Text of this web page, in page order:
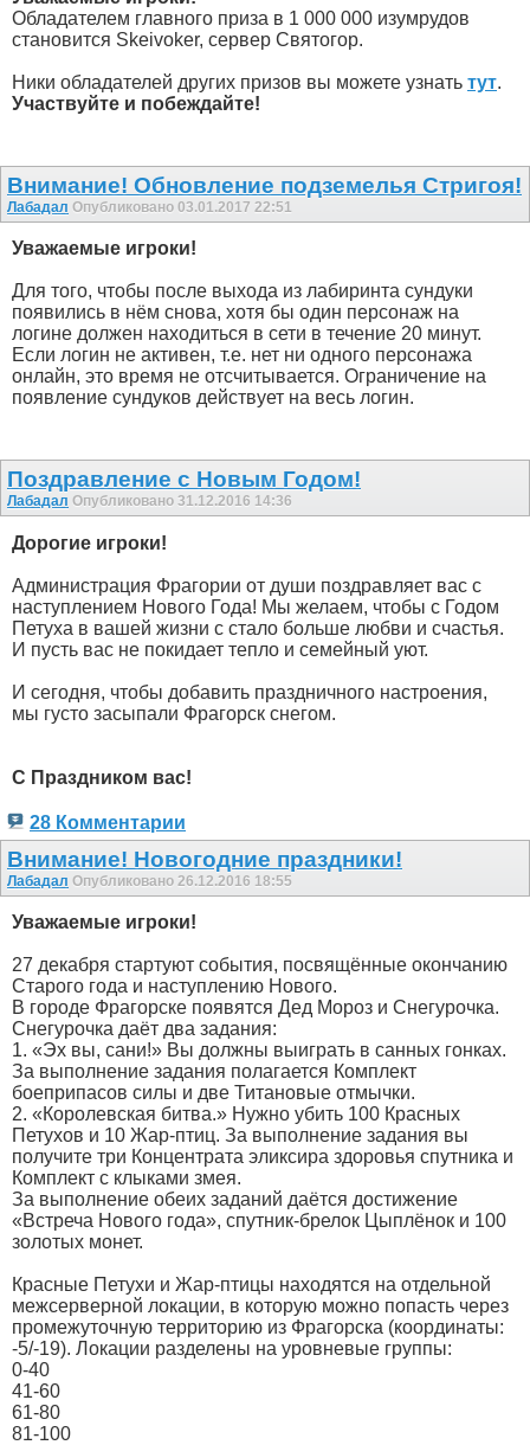
Обладателем главного приза в 1 000 000 изумрудов
становится Skeivoker, сервер Святогор.
Ники обладателей других призов вы можете узнать тут.
Участвуйте и побеждайте!
Внимание! Обновление подземелья Стригоя!
Лабадал Опубликовано 03.01.2017 22:51
Уважаемые игроки!
Для того, чтобы после выхода из лабиринта сундуки
появились в нём снова, хотя бы один персонаж на
логине должен находиться в сети в течение 20 минут.
Если логин не активен, т.е. нет ни одного персонажа
онлайн, это время не отсчитывается. Ограничение на
появление сундуков действует на весь логин.
Поздравление с Новым Годом!
Лабадал Опубликовано 31.12.2016 14:36
Дорогие игроки!
Администрация Фрагории от души поздравляет вас с
наступлением Нового Года! Мы желаем, чтобы с Годом
Петуха в вашей жизни с стало больше любви и счастья.
И пусть вас не покидает тепло и семейный уют.
И сегодня, чтобы добавить праздничного настроения,
мы густо засыпали Фрагорск снегом.
С Праздником вас!
28 Комментарии
Внимание! Новогодние праздники!
Лабадал Опубликовано 26.12.2016 18:55
Уважаемые игроки!
27 декабря стартуют события, посвящённые окончанию
Старого года и наступлению Нового.
В городе Фрагорске появятся Дед Мороз и Снегурочка.
Снегурочка даёт два задания:
1. «Эх вы, сани!» Вы должны выиграть в санных гонках.
За выполнение задания полагается Комплект
боеприпасов силы и две Титановые отмычки.
2. «Королевская битва.» Нужно убить 100 Красных
Петухов и 10 Жар-птиц. За выполнение задания вы
получите три Концентрата эликсира здоровья спутника и
Комплект с клыками змея.
За выполнение обеих заданий даётся достижение
«Встреча Нового года», спутник-брелок Цыплёнок и 100
золотых монет.
Красные Петухи и Жар-птицы находятся на отдельной
межсерверной локации, в которую можно попасть через
промежуточную территорию из Фрагорска (координаты:
-5/-19). Локации разделены на уровневые группы:
0-40
41-60
61-80
81-100